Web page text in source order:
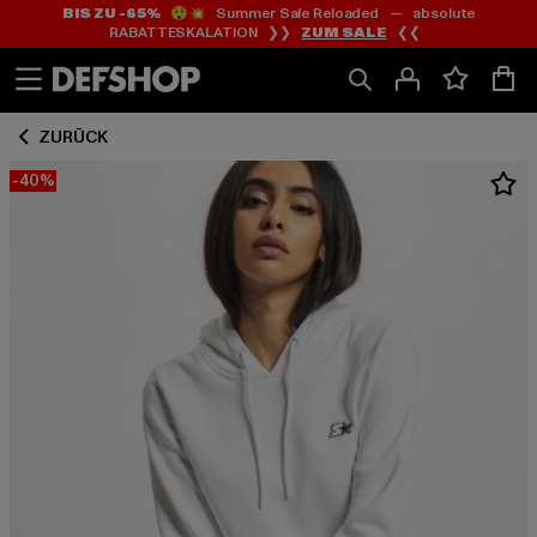
Zum
Inhalt
springen
Zum
Fußzeile
springen
BIS ZU -65%😲💥 Summer Sale Reloaded — absolute
RABATTESKALATION ❯❯ ZUM SALE ❮❮
ZURÜCK
-40%